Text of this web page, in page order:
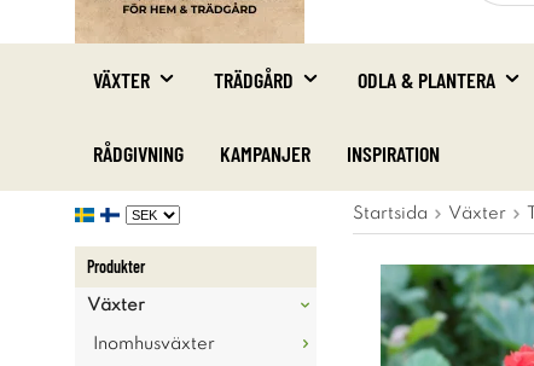
VÄXTER TRÄDGÅRD ODLA & PLANTERA
RÅDGIVNING KAMPANJER INSPIRATION
Produkter
Växter
Inomhusväxter
Startsida Växter